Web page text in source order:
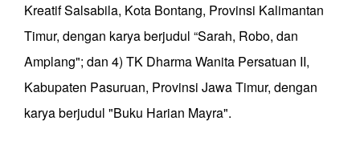
Kreatif Salsabila, Kota Bontang, Provinsi Kalimantan
Timur, dengan karya berjudul “Sarah, Robo, dan
Amplang"; dan 4) TK Dharma Wanita Persatuan II,
Kabupaten Pasuruan, Provinsi Jawa Timur, dengan
karya berjudul "Buku Harian Mayra".